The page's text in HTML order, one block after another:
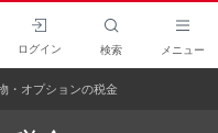
ログイン 検索 メニュー
・オプションの税金